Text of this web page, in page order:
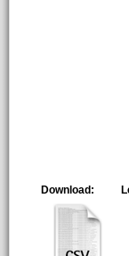
Download: